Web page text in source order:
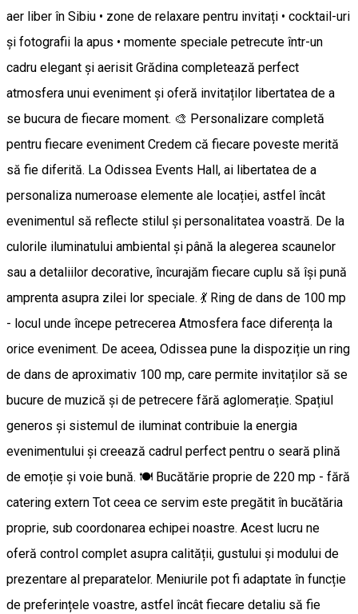
aer liber în Sibiu • zone de relaxare pentru invitați • cocktail-uri
și fotografii la apus • momente speciale petrecute într-un
cadru elegant și aerisit Grădina completează perfect
atmosfera unui eveniment și oferă invitaților libertatea de a
se bucura de fiecare moment. 🎨 Personalizare completă
pentru fiecare eveniment Credem că fiecare poveste merită
să fie diferită. La Odissea Events Hall, ai libertatea de a
personaliza numeroase elemente ale locației, astfel încât
evenimentul să reflecte stilul și personalitatea voastră. De la
culorile iluminatului ambiental și până la alegerea scaunelor
sau a detaliilor decorative, încurajăm fiecare cuplu să își pună
amprenta asupra zilei lor speciale. 💃 Ring de dans de 100 mp
- locul unde începe petrecerea Atmosfera face diferența la
orice eveniment. De aceea, Odissea pune la dispoziție un ring
de dans de aproximativ 100 mp, care permite invitaților să se
bucure de muzică și de petrecere fără aglomerație. Spațiul
generos și sistemul de iluminat contribuie la energia
evenimentului și creează cadrul perfect pentru o seară plină
de emoție și voie bună. 🍽️ Bucătărie proprie de 220 mp - fără
catering extern Tot ceea ce servim este pregătit în bucătăria
proprie, sub coordonarea echipei noastre. Acest lucru ne
oferă control complet asupra calității, gustului și modului de
prezentare al preparatelor. Meniurile pot fi adaptate în funcție
de preferințele voastre, astfel încât fiecare detaliu să fie